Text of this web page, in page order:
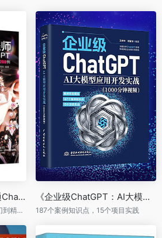
《AI提示词工程师：精通ChatGPT 提问与行业热门应用208例》
208个干货技巧，帮助您从入门到精通ChatGPT的案例应用。
《企业级ChatGPT：AI大模型应用开发实战》（1000分钟视频）
187个案例知识点，15个项目实践